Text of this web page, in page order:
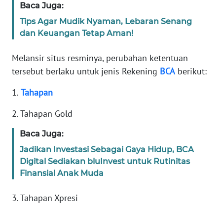
Baca Juga:
Tips Agar Mudik Nyaman, Lebaran Senang
dan Keuangan Tetap Aman!
Melansir situs resminya, perubahan ketentuan
tersebut berlaku untuk jenis Rekening BCAberikut:
1. Tahapan
2. Tahapan Gold
Baca Juga:
Jadikan Investasi Sebagai Gaya Hidup, BCA
Digital Sediakan bluInvest untuk Rutinitas
Finansial Anak Muda
3. Tahapan Xpresi
INDEKS
BERITA
KAMI
IKLAN
TENTANG
KAMI
PEDOMAN
MEDIA
SIBER
REDAKSI